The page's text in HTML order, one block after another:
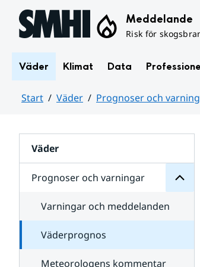
Hoppa till sidans innehåll Meddelande
Risk för
Väder Klimat Data
Start Väder Prognoser och
Väder
Prognoser och varningar
för
varningar
Varningar och meddelanden
Väderprognos
Meteorologens kommentar